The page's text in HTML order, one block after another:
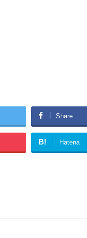
Share
B! Hatena